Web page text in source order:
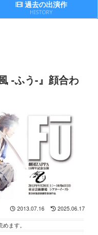
過去の出演作
HISTORY
-ふう-』顔合わ
2013.07.16 2025.06.17
めます。